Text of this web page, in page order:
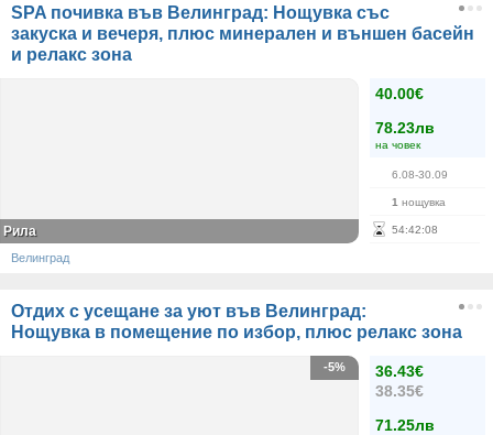
SPA почивка във Велинград: Нощувка със
закуска и вечеря, плюс минерален и външен басейн
и релакс зона
40.00€
78.23лв
на човек
6.08-30.09
1 нощувка
54:42:08
Рила
Велинград
Отдих с усещане за уют във Велинград:
Нощувка в помещение по избор, плюс релакс зона
36.43€
38.35€
71.25лв
-5%